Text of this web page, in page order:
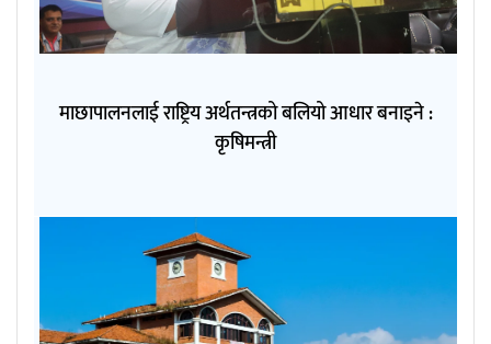
माछापालनलाई राष्ट्रिय अर्थतन्त्रको बलियो आधार बनाइने :
कृषिमन्त्री